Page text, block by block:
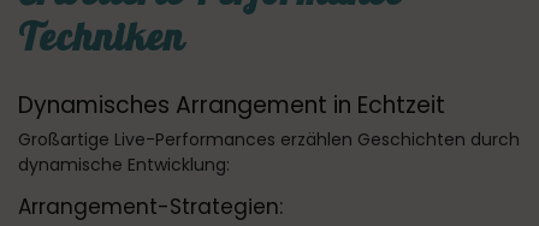
Techniken
Dynamisches Arrangement in Echtzeit
Großartige Live-Performances erzählen Geschichten durch
dynamische Entwicklung:
Arrangement-Strategien: